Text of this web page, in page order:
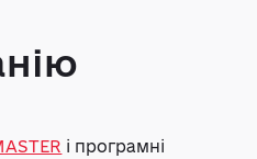
і програмні